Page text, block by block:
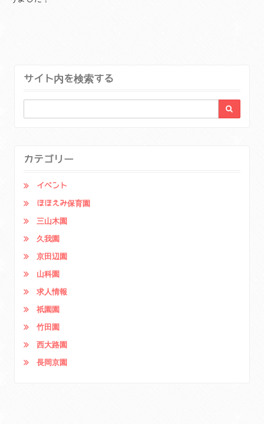
サイト内を検索する
カテゴリー
イベント
ほほえみ保育園
三山木園
久我園
京田辺園
山科園
求人情報
祇園園
竹田園
西大路園
長岡京園